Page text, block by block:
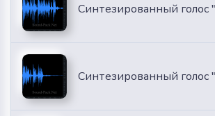
Синтезированный голос
Синтезированный голос